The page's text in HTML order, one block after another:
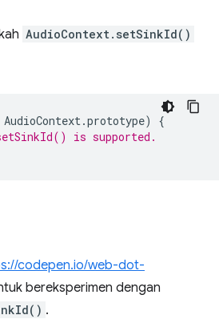
AudioContext.setSinkId()
AudioContext.prototype)
{
is supported.
codepen.io/web-dot-
bereksperimen dengan
.